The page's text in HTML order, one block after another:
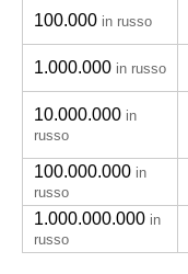
100.000 in russo
1.000.000 in russo
10.000.000 in
russo
100.000.000 in
russo
1.000.000.000 in
russo